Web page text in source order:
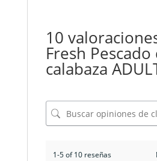
10
Fresh Pescado
calabaza
1-5 of 10 reseñas